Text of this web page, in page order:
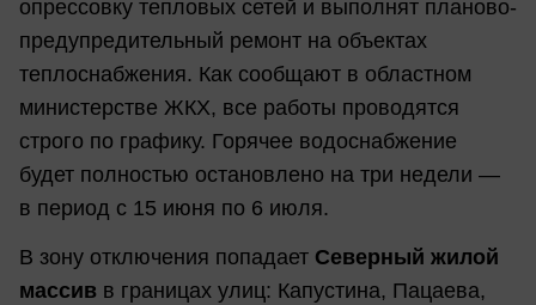
опрессовку тепловых сетей и выполнят планово-
предупредительный ремонт на объектах
теплоснабжения. Как сообщают в областном
министерстве ЖКХ, все работы проводятся
строго по графику. Горячее водоснабжение
будет полностью остановлено на три недели —
в период с 15 июня по 6 июля.
В зону отключения попадает Северный жилой
массив в границах улиц: Капустина, Пацаева,